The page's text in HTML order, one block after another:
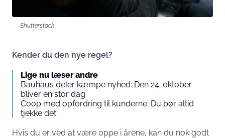
Shutterstock
Kender du den nye regel?
Lige nu læser andre
Bauhaus deler kæmpe nyhed: Den 24. oktober
bliver en stor dag
Coop med opfordring til kunderne: Du bør altid
tjekke det
Hvis du er ved at være oppe i årene, kan du nok godt